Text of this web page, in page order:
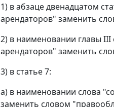
1) в абзаце двенадцатом
арендаторов" заменить
2) в наименовании главы III
арендаторов" заменить
3) в статье 7:
а) в наименовании слова
заменить словом